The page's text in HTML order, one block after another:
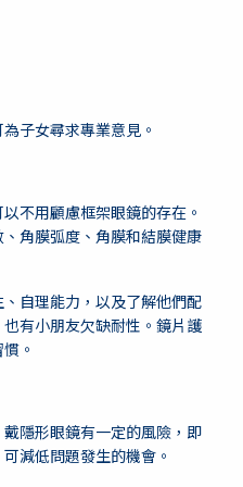
子女尋求專業意見。
不用顧慮框架眼鏡的存在。
角膜弧度、角膜和結膜健康
自理能力，以及了解他們配
有小朋友欠缺耐性。鏡片護
。
隱形眼鏡有一定的風險，即
減低問題發生的機會。